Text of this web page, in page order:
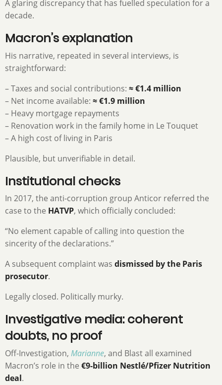
A glaring discrepancy that has fuelled speculation for a
decade.
Macron’s explanation
His narrative, repeated in several interviews, is
straightforward:
– Taxes and social contributions: ≈ €1.4 million
– Net income available: ≈ €1.9 million
– Heavy mortgage repayments
– Renovation work in the family home in Le Touquet
– A high cost of living in Paris
Plausible, but unverifiable in detail.
Institutional checks
In 2017, the anti-corruption group Anticor referred the
case to the HATVP, which officially concluded:
“No element capable of calling into question the
sincerity of the declarations.”
A subsequent complaint was dismissed by the Paris
prosecutor.
Legally closed. Politically murky.
Investigative media: coherent
doubts, no proof
Off-Investigation, Marianne, and Blast all examined
Macron’s role in the €9-billion Nestlé/Pfizer Nutrition
deal.